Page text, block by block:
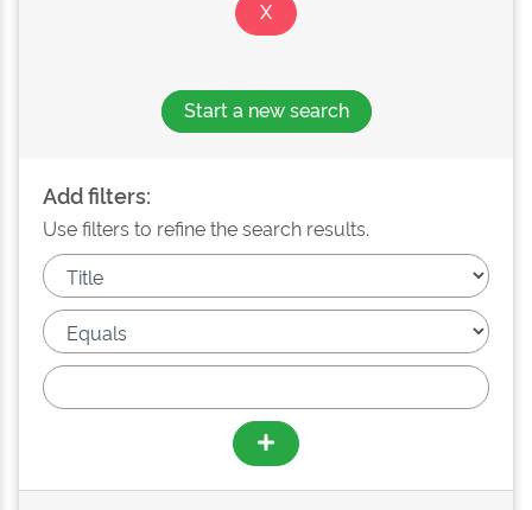
Start a new search
Add filters:
Use filters to refine the search results.